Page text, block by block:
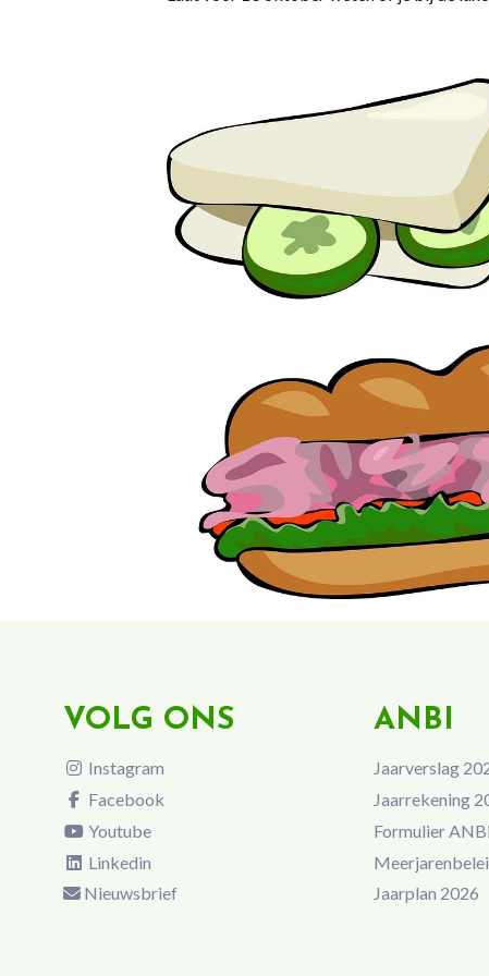
VOLG ONS
Instagram
Facebook
Youtube
Linkedin
Nieuwsbrief
ANBI
Jaarverslag
Jaarrekening
Formulier ANBI
Jaarplan 2026